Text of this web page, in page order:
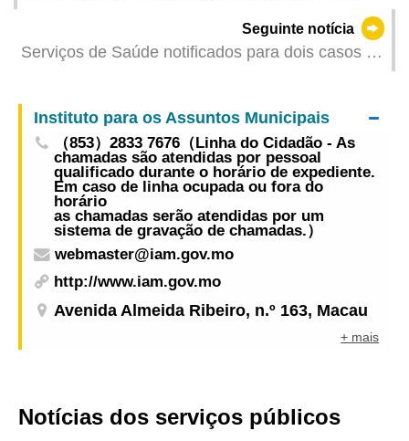
passadiço de madeira do piso inferior da Praça
do Lago Sai Van a partir de sábadoSeguinte notícia
Serviços de Saúde notificados para dois casos de
Instituto para os Assuntos Municipais
（853）2833 7676（Linha do Cidadão - As
chamadas são atendidas por pessoal
qualificado durante o horário de expediente.
Em caso de linha ocupada ou fora do
horário
as chamadas serão atendidas por um
sistema de gravação de chamadas.）
webmaster@iam.gov.mo
http://www.iam.gov.mo
Avenida Almeida Ribeiro, n.º 163, Macau
+ mais
Notícias dos serviços públicos